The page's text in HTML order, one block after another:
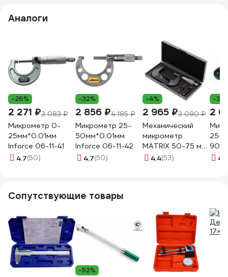
Аналоги
-26%
2 271 ₽3 083 ₽
Микрометр 0-
25мм*0.01мм
Inforce 06-11-41
4.7(50)
-32%
2 856 ₽4 185 ₽
Микрометр 25-
50мм*0.01мм
Inforce 06-11-42
4.7(50)
-4%
2 965 ₽3 090 ₽
Механический
микрометр
MATRIX 50-75 мм
317755
4.4(53)
-
2
25-
90
4.8
Сопутствующие товары
-52%